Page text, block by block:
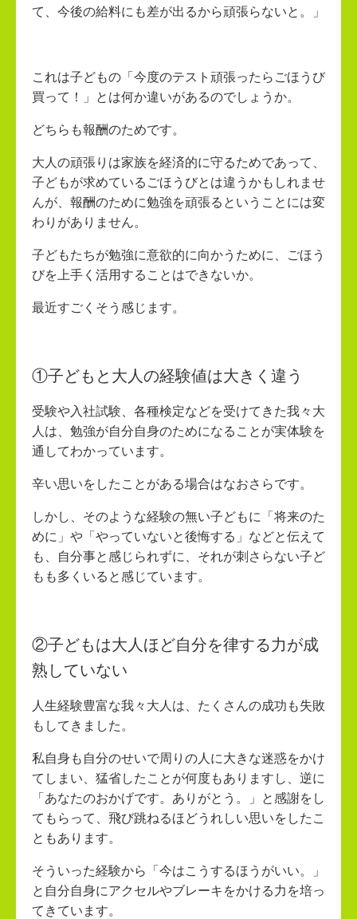
て、今後の給料にも差が出るから頑張らないと。」
これは子どもの「今度のテスト頑張ったらごほうび
買って！」とは何か違いがあるのでしょうか。
どちらも報酬のためです。
大人の頑張りは家族を経済的に守るためであって、
子どもが求めているごほうびとは違うかもしれませ
んが、報酬のために勉強を頑張るということには変
わりがありません。
子どもたちが勉強に意欲的に向かうために、ごほう
びを上手く活用することはできないか。
最近すごくそう感じます。
①子どもと大人の経験値は大きく違う
受験や入社試験、各種検定などを受けてきた我々大
人は、勉強が自分自身のためになることが実体験を
通してわかっています。
辛い思いをしたことがある場合はなおさらです。
しかし、そのような経験の無い子どもに「将来のた
めに」や「やっていないと後悔する」などと伝えて
も、自分事と感じられずに、それが刺さらない子ど
もも多くいると感じています。
②子どもは大人ほど自分を律する力が成
熟していない
人生経験豊富な我々大人は、たくさんの成功も失敗
もしてきました。
私自身も自分のせいで周りの人に大きな迷惑をかけ
てしまい、猛省したことが何度もありますし、逆に
「あなたのおかげです。ありがとう。」と感謝をし
てもらって、飛び跳ねるほどうれしい思いをしたこ
ともあります。
そういった経験から「今はこうするほうがいい。」
と自分自身にアクセルやブレーキをかける力を培っ
てきています。